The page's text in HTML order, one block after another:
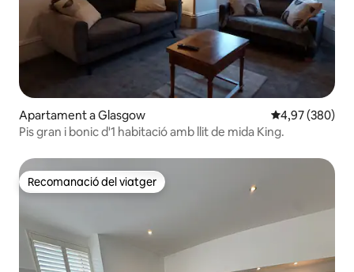
Apartament a Glasgow 4,97 de
4,97 (380)
Pis gran i bonic d'1 habitació amb llit de mida King.
Recomanació del viatger
Recomanació del viatger